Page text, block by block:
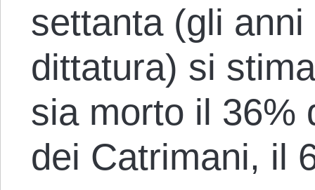
settanta (gli
dittatura) si
sia morto il 36%
dei Catrimani, il